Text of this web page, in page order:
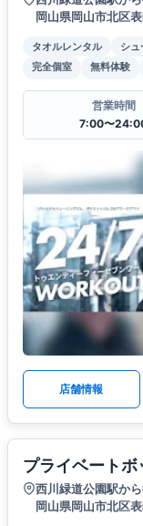
岡山県岡山市北区
タオルレンタル シ
完全個室
無料体験
営業時間
7:00〜
店舗情報
プライベート
西川緑道公園駅か
岡山県岡山市北区